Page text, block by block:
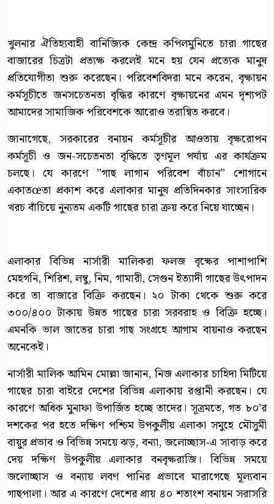
খুলনার ঐতিহ্যবাহী বানিজ্যিক কেন্দ্র কপিলমুনিতে চারা গাছের
বাজারের চিত্রটা প্রত্যক্ষ করলেই মনে হয় যেন প্রত্যেক মানুষ
প্রতিযোগীতা শুরু করেছেন। পরিবেশবিদরা মনে করেন, বৃক্ষায়ন
কর্মসূচীতে জনসচেতনতা বৃদ্ধির কারণে বৃক্ষায়নের এমন দৃশ্যপট
আমাদের সামাজিক পরিবেশকে আরোও তরান্বিত করবে।
জানাগেছে, সরকারের বনায়ন কর্মসূচীর আওতায় বৃক্ষরোপন
কর্মসূচী ও জন-সচেতনতা বৃদ্ধিতে তৃণমূল পর্যায় এর কার্যক্রম
চলছে। যে কারণে ”গাছ লাগান পরিবেশ বাঁচান” শোগানে
একাতœতা প্রকাশ করে এলাকার মানুষ প্রতিদিনকার সাংসারিক
খরচ বাঁচিয়ে নুন্যতম একটি গাছের চারা ক্রয় করে নিয়ে যাচ্ছেন।
এলাকার বিভিন্ন নার্সারী মালিকরা ফলজ বৃক্ষের পাশাপাশি
মেহগনি, শিরিশ, লম্বু, নিম, গামারী, সেগুন ইত্যাদী গাছের উৎপাদন
করে তা বাজারে বিক্রি করছেন। ২০ টাকা থেকে শুরু করে
৩০০/৪০০ টাকায় উন্নত গাছের চারা সরবরাহ ও বিক্রি হচ্ছে।
এমনকি ভাল জাতের চারা গাছ সংগ্রহে আগাম বায়নাও করছেন
অনেকেই।
নার্সারী মালিক আমিন মোল্লা জানান, নিজ এলাকার চাহিদা মিটিয়ে
গাছের চারা বাইরে দেশের বিভিন্ন এলাকায় রপ্তানী করছেন। যে
কারণে অধিক মুনাফা উপার্জিত হচ্ছে তাদের। সূত্রমতে, গত ৮০’র
দশকের পর হতে দক্ষিণ পশ্চিম উপকুলীয় এলাকা সমুহে মৌসুমী
বায়ুর প্রভাব ও বিভিন্ন সময়ে ঝড়, বন্যা, জলোচ্ছাস-এ সাবাড় করে
দেয় দক্ষিণ উপকুলীয় এলাকার বনবৃক্ষরাজি। বিভিন্ন সময়ে
জলোচ্ছাস ও বন্যায় লবণ পানির প্রভাবে মারাগেছে মূল্যবান
গাছপালা। আর এ কারণে দেশের প্রায় ৪০ শতাংশ বনায়ন সরাসরি